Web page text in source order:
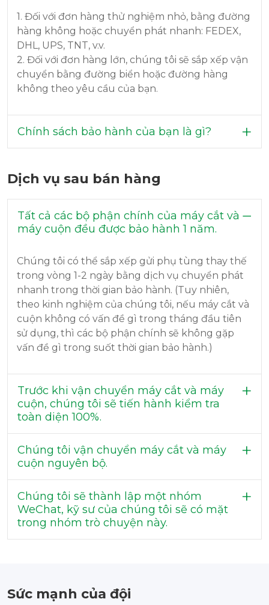
1. Đối với đơn hàng thử nghiệm nhỏ, bằng đường
hàng không hoặc chuyển phát nhanh: FEDEX,
DHL, UPS, TNT, v.v.
2. Đối với đơn hàng lớn, chúng tôi sẽ sắp xếp vận
chuyển bằng đường biển hoặc đường hàng
không theo yêu cầu của bạn.
Chính sách bảo hành của bạn là gì?
Dịch vụ sau bán hàng
Tất cả các bộ phận chính của máy cắt và
máy cuộn đều được bảo hành 1 năm.
Chúng tôi có thể sắp xếp gửi phụ tùng thay thế
trong vòng 1-2 ngày bằng dịch vụ chuyển phát
nhanh trong thời gian bảo hành. (Tuy nhiên,
theo kinh nghiệm của chúng tôi, nếu máy cắt và
cuộn không có vấn đề gì trong tháng đầu tiên
sử dụng, thì các bộ phận chính sẽ không gặp
vấn đề gì trong suốt thời gian bảo hành.)
Trước khi vận chuyển máy cắt và máy
cuộn, chúng tôi sẽ tiến hành kiểm tra
toàn diện 100%.
Chúng tôi vận chuyển máy cắt và máy
cuộn nguyên bộ.
Chúng tôi sẽ thành lập một nhóm
WeChat, kỹ sư của chúng tôi sẽ có mặt
trong nhóm trò chuyện này.
Sức mạnh của đội